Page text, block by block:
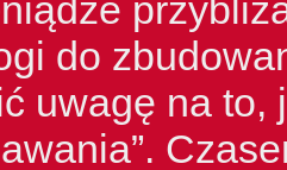
do
uwagę na to,